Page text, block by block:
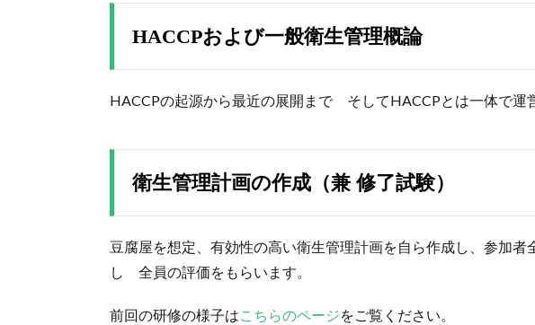
HACCPおよび一般衛生管理概論
HACCPの起源から最近の展開まで そしてHACCPとは一体で運
衛生管理計画の作成（兼 修了試験）
豆腐屋を想定、有効性の高い衛生管理計画を自ら作成し、参加
し 全員の評価をもらいます。
前回の研修の様子はこちらのページをご覧ください。